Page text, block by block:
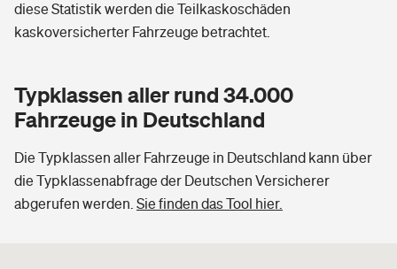
diese Statistik werden die Teilkaskoschäden
kaskoversicherter Fahrzeuge betrachtet.
Typklassen aller rund 34.000
Fahrzeuge in Deutschland
Die Typklassen aller Fahrzeuge in Deutschland kann über
die Typklassenabfrage der Deutschen Versicherer
abgerufen werden. Sie finden das Tool hier.